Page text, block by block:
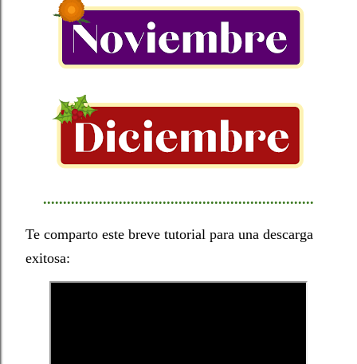
....................................................................
Te comparto este breve tutorial para una descarga
exitosa: